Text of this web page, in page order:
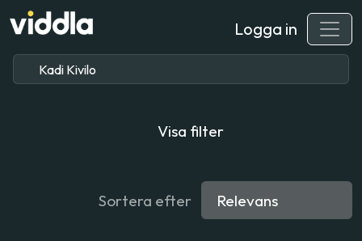
Logga in
Visa filter
Sortera efter